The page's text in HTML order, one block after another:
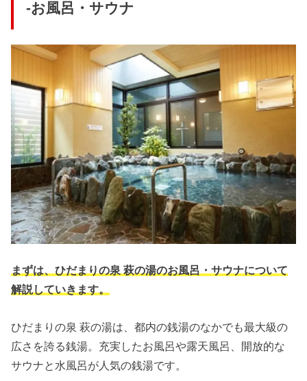
-お風呂・サウナ
まずは、ひだまりの泉 萩の湯のお風呂・サウナについて
解説していきます。
ひだまりの泉 萩の湯は、都内の銭湯のなかでも最大級の
広さを誇る銭湯。充実したお風呂や露天風呂、開放的な
サウナと水風呂が人気の銭湯です。